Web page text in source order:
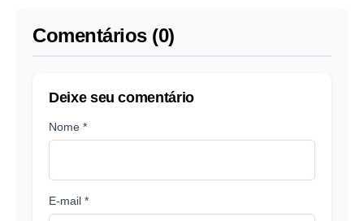
Comentários (0)
Deixe seu comentário
Nome *
E-mail *